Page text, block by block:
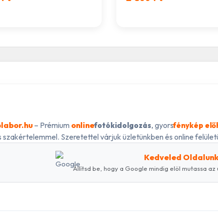
– Prémium onlinefotókidolgozás, gyorsfénykép
Szeretettel várjuk üzletünkben és online
Kedveled
Állítsd be, hogy a Google mindig elöl mutassa